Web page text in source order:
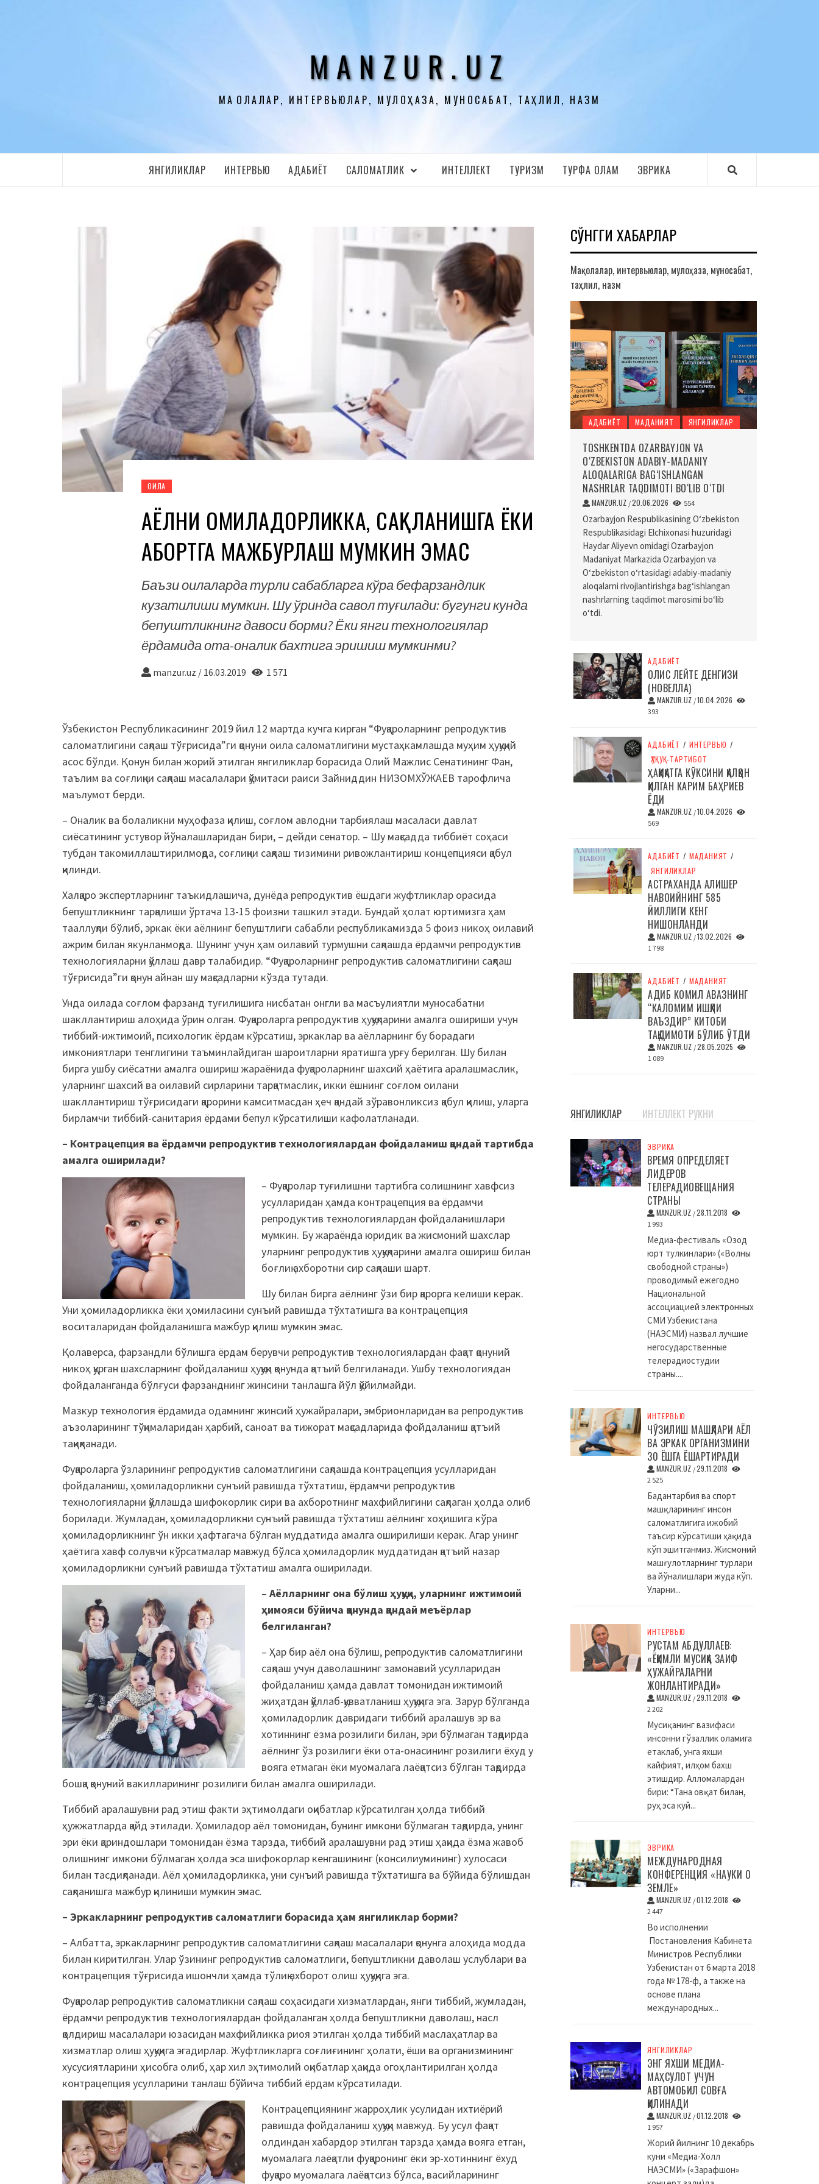
MANZUR.UZ
МАҚОЛАЛАР, ИНТЕРВЬЮЛАР, МУЛОҲАЗА, МУНОСАБАТ, ТАҲЛИЛ, НАЗМ
ЯНГИЛИКЛАР ИНТЕРВЬЮ АДАБИЁТ CАЛОМАТЛИК ИНТЕЛЛЕКТ ТУРИЗМ ТУРФА ОЛАМ ЭВРИКА
ОИЛА
АЁЛНИ ҲОМИЛАДОРЛИККА, САҚЛАНИШГА ЁКИ
АБОРТГА МАЖБУРЛАШ МУМКИН ЭМАС
Баъзи оилаларда турли сабабларга кўра бефарзандлик
кузатилиши мумкин. Шу ўринда савол туғилади: бугунги кунда
бепуштликнинг давоси борми? Ёки янги технологиялар
ёрдамида ота-оналик бахтига эришиш мумкинми?
manzur.uz / 16.03.2019 1 571
Ўзбекистон Республикасининг 2019 йил 12 мартда кучга кирган “Фуқароларнинг репродуктив
саломатлигини сақлаш тўғрисида”ги қонуни оила саломатлигини мустаҳкамлашда муҳим ҳуқуқий
асос бўлди. Қонун билан жорий этилган янгиликлар борасида Олий Мажлис Сенатининг Фан,
таълим ва соғлиқни сақлаш масалалари қўмитаси раиси Зайниддин НИЗОМХЎЖАЕВ тарофлича
маълумот берди.
– Оналик ва болаликни муҳофаза қилиш, соғлом авлодни тарбиялаш масаласи давлат
сиёсатининг устувор йўналашларидан бири, – дейди сенатор. – Шу мақсадда тиббиёт соҳаси
тубдан такомиллаштирилмоқда, соғлиқни сақлаш тизимини ривожлантириш концепцияси қабул
қилинди.
Халқаро экспертларнинг таъкидлашича, дунёда репродуктив ёшдаги жуфтликлар орасида
бепуштликнинг тарқалиши ўртача 13-15 фоизни ташкил этади. Бундай ҳолат юртимизга ҳам
тааллуқли бўлиб, эркак ёки аёлнинг бепуштлиги сабабли республикамизда 5 фоиз никоҳ оилавий
ажрим билан якунланмоқда. Шунинг учун ҳам оилавий турмушни сақлашда ёрдамчи репродуктив
технологияларни қўллаш давр талабидир. “Фуқароларнинг репродуктив саломатлигини сақлаш
тўғрисида”ги қонун айнан шу мақсадларни кўзда тутади.
Унда оилада соғлом фарзанд туғилишига нисбатан онгли ва масъулиятли муносабатни
шакллантириш алоҳида ўрин олган. Фуқароларга репродуктив ҳуқуқларини амалга ошириши учун
тиббий-ижтимоий, психологик ёрдам кўрсатиш, эркаклар ва аёлларнинг бу борадаги
имкониятлари тенглигини таъминлайдиган шароитларни яратишга урғу берилган. Шу билан
бирга ушбу сиёсатни амалга ошириш жараёнида фуқароларнинг шахсий ҳаётига аралашмаслик,
уларнинг шахсий ва оилавий сирларини тарқатмаслик, икки ёшнинг соғлом оилани
шакллантириш тўғрисидаги қарорини камситмасдан ҳеч қандай зўравонликсиз қабул қилиш, уларга
бирламчи тиббий-санитария ёрдами бепул кўрсатилиши кафолатланади.
– Контрацепция ва ёрдамчи репродуктив технологиялардан фойдаланиш қандай тартибда
амалга оширилади?
– Фуқаролар туғилишни тартибга солишнинг хавфсиз
усулларидан ҳамда контрацепция ва ёрдамчи
репродуктив технологиялардан фойдаланишлари
мумкин. Бу жараёнда юридик ва жисмоний шахслар
уларнинг репродуктив ҳуқуқларини амалга ошириш билан
боғлиқ ахборотни сир сақлаши шарт.
Шу билан бирга аёлнинг ўзи бир қарорга келиши керак.
Уни ҳомиладорликка ёки ҳомиласини сунъий равишда тўхтатишга ва контрацепция
воситаларидан фойдаланишга мажбур қилиш мумкин эмас.
Қолаверса, фарзандли бўлишга ёрдам берувчи репродуктив технологиялардан фақат қонуний
никоҳ қурган шахсларнинг фойдаланиш ҳуқуқи қонунда қатъий белгиланади. Ушбу технологиядан
фойдаланганда бўлғуси фарзанднинг жинсини танлашга йўл қўйилмайди.
Мазкур технология ёрдамида одамнинг жинсий ҳужайралари, эмбрионларидан ва репродуктив
аъзоларининг тўқималаридан ҳарбий, саноат ва тижорат мақсадларида фойдаланиш қатъий
тақиқланади.
Фуқароларга ўзларининг репродуктив саломатлигини сақлашда контрацепция усулларидан
фойдаланиш, ҳомиладорликни сунъий равишда тўхтатиш, ёрдамчи репродуктив
технологияларни қўллашда шифокорлик сири ва ахборотнинг махфийлигини сақлаган ҳолда олиб
борилади. Жумладан, ҳомиладорликни сунъий равишда тўхтатиш аёлнинг хоҳишига кўра
ҳомиладорликнинг ўн икки ҳафтагача бўлган муддатида амалга оширилиши керак. Агар унинг
ҳаётига хавф солувчи кўрсатмалар мавжуд бўлса ҳомиладорлик муддатидан қатъий назар
ҳомиладорликни сунъий равишда тўхтатиш амалга оширилади.
– Аёлларнинг она бўлиш ҳуқуқи, уларнинг ижтимоий
ҳимояси бўйича қонунда қандай меъёрлар
белгиланган?
– Ҳар бир аёл она бўлиш, репродуктив саломатлигини
сақлаш учун даволашнинг замонавий усулларидан
фойдаланиш ҳамда давлат томонидан ижтимоий
жиҳатдан қўллаб-қувватланиш ҳуқуқига эга. Зарур бўлганда
ҳомиладорлик давридаги тиббий аралашув эр ва
хотиннинг ёзма розилиги билан, эри бўлмаган тақдирда
аёлнинг ўз розилиги ёки ота-онасининг розилиги ёхуд у
вояга етмаган ёки муомалага лаёқатсиз бўлган тақдирда
бошқа қонуний вакилларининг розилиги билан амалга оширилади.
Тиббий аралашувни рад этиш факти эҳтимолдаги оқибатлар кўрсатилган ҳолда тиббий
ҳужжатларда қайд этилади. Ҳомиладор аёл томонидан, бунинг имкони бўлмаган тақдирда, унинг
эри ёки қариндошлари томонидан ёзма тарзда, тиббий аралашувни рад этиш ҳақида ёзма жавоб
олишнинг имкони бўлмаган ҳолда эса шифокорлар кенгашининг (консилиумининг) хулосаси
билан тасдиқланади. Аёл ҳомиладорликка, уни сунъий равишда тўхтатишга ва бўйида бўлишдан
сақланишга мажбур қилиниши мумкин эмас.
– Эркакларнинг репродуктив саломатлиги борасида ҳам янгиликлар борми?
– Албатта, эркакларнинг репродуктив саломатлигини сақлаш масалалари қонунга алоҳида модда
билан киритилган. Улар ўзининг репродуктив саломатлиги, бепуштликни даволаш услублари ва
контрацепция тўғрисида ишончли ҳамда тўлиқ ахборот олиш ҳуқуқига эга.
Фуқаролар репродуктив саломатликни сақлаш соҳасидаги хизматлардан, янги тиббий, жумладан,
ёрдамчи репродуктив технологиялардан фойдаланган ҳолда бепуштликни даволаш, насл
қолдириш масалалари юзасидан махфийликка риоя этилган ҳолда тиббий маслаҳатлар ва
хизматлар олиш ҳуқуқига эгадирлар. Жуфтликларга соғлиғининг ҳолати, ёши ва организмининг
хусусиятларини ҳисобга олиб, ҳар хил эҳтимолий оқибатлар ҳақида огоҳлантирилган ҳолда
контрацепция усулларини танлаш бўйича тиббий ёрдам кўрсатилади.
Контрацепциянинг жарроҳлик усулидан ихтиёрий
равишда фойдаланиш ҳуқуқи мавжуд. Бу усул фақат
олдиндан хабардор этилган тарзда ҳамда вояга етган,
муомалага лаёқатли фуқаронинг ёки эр-хотиннинг ёхуд
фуқаро муомалага лаёқатсиз бўлса, васийларининг
СЎНГГИ ХАБАРЛАР
Мақолалар, интервьюлар, мулоҳаза, муносабат,
таҳлил, назм
АДАБИЁТ МАДАНИЯТ ЯНГИЛИКЛАР
TOSHKENTDA OZARBAYJON VA
O‘ZBEKISTON ADABIY-MADANIY
ALOQALARIGA BAG‘ISHLANGAN
NASHRLAR TAQDIMOTI BO‘LIB O‘TDI
MANZUR.UZ /20.06.2026 554
Ozarbayjon Respublikasining O‘zbekiston
Respublikasidagi Elchixonasi huzuridagi
Haydar Aliyevn omidagi Ozarbayjon
Madaniyat Markazida Ozarbayjon va
O‘zbekiston o‘rtasidagi adabiy-madaniy
aloqalarni rivojlantirishga bag‘ishlangan
nashrlarning taqdimot marosimi bo‘lib
o‘tdi.
АДАБИЁТ
ОЛИС ЛЕЙТЕ ДЕНГИЗИ
(НОВЕЛЛА)
MANZUR.UZ /10.04.2026
393
АДАБИЁТ / ИНТЕРВЬЮ /
ҲУҚУҚ-ТАРТИБОТ
ҲАҚИҚАТГА КЎКСИНИ ҚАЛҚОН
ҚИЛГАН КАРИМ БАҲРИЕВ
ЁДИ
MANZUR.UZ /10.04.2026
569
АДАБИЁТ / МАДАНИЯТ /
ЯНГИЛИКЛАР
АСТРАХАНДА АЛИШЕР
НАВОИЙНИНГ 585
ЙИЛЛИГИ КЕНГ
НИШОНЛАНДИ
MANZUR.UZ /13.02.2026
1 798
АДАБИЁТ / МАДАНИЯТ
АДИБ КОМИЛ АВАЗНИНГ
“КАЛОМИМ ИШҚЛИ
ВАЪЗДИР” КИТОБИ
ТАҚДИМОТИ БЎЛИБ ЎТДИ
MANZUR.UZ /28.05.2025
1 089
ЯНГИЛИКЛАР ИНТЕЛЛЕКТ РУКНИ
ЭВРИКА
ВРЕМЯ ОПРЕДЕЛЯЕТ
ЛИДЕРОВ
ТЕЛЕРАДИОВЕЩАНИЯ
СТРАНЫ
MANZUR.UZ /28.11.2018
1 993
Медиа-фестиваль «Озод
юрт тулкинлари» («Волны
свободной страны»)
проводимый ежегодно
Национальной
ассоциацией электронных
СМИ Узбекистана
(НАЭСМИ) назвал лучшие
негосударственные
телерадиостудии
страны....
ИНТЕРВЬЮ
ЧЎЗИЛИШ МАШҚЛАРИ АЁЛ
ВА ЭРКАК ОРГАНИЗМИНИ
30 ЁШГА ЁШАРТИРАДИ
MANZUR.UZ /29.11.2018
2 525
Бадантарбия ва спорт
машқларининг инсон
саломатлигига ижобий
таъсир кўрсатиши ҳақида
кўп эшитганмиз. Жисмоний
машғулотларнинг турлари
ва йўналишлари жуда кўп.
Уларни...
ИНТЕРВЬЮ
РУСТАМ АБДУЛЛАЕВ:
«ЁҚИМЛИ МУСИҚА ЗАИФ
ҲУЖАЙРАЛАРНИ
ЖОНЛАНТИРАДИ»
MANZUR.UZ /29.11.2018
2 202
Мусиқанинг вазифаси
инсонни гўзаллик оламига
етаклаб, унга яхши
кайфият, илҳом бахш
этишдир. Алломалардан
бири: “Тана овқат билан,
руҳ эса куй...
ЭВРИКА
МЕЖДУНАРОДНАЯ
КОНФЕРЕНЦИЯ «НАУКИ О
ЗЕМЛЕ»
MANZUR.UZ /01.12.2018
2 447
Во исполнении
Постановления Кабинета
Министров Республики
Узбекистан от 6 марта 2018
года № 178-ф, а также на
основе плана
международных...
ЯНГИЛИКЛАР
ЭНГ ЯХШИ МЕДИА-
МАҲСУЛОТ УЧУН
АВТОМОБИЛ СОВҒА
ҚИЛИНАДИ
MANZUR.UZ /01.12.2018
1 957
Жорий йилнинг 10 декабрь
куни «Медиа-Холл
НАЭСМИ» («Зарафшон»